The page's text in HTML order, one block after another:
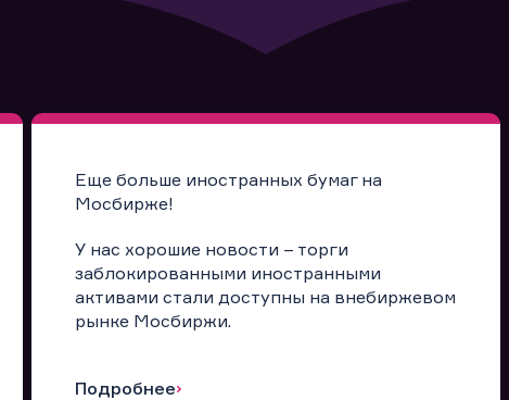
Еще больше иностранных бумаг на
Мосбирже!
У нас хорошие новости – торги
заблокированными иностранными
активами стали доступны на внебиржевом
рынке Мосбиржи.
Подробнее